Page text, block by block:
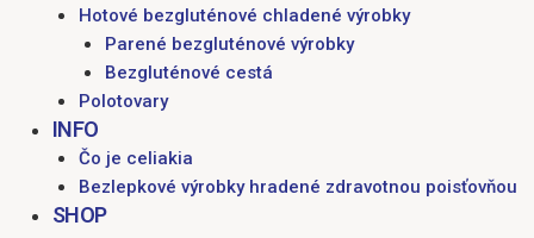
Hotové bezgluténové chladené výrobky
Parené bezgluténové výrobky
Bezgluténové cestá
Polotovary
INFO
Čo je celiakia
Bezlepkové výrobky hradené zdravotnou poisťovňou
SHOP